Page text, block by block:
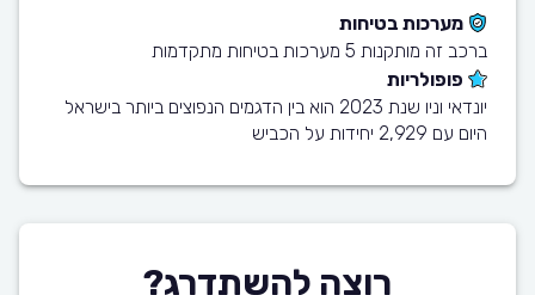
מערכות בטיחות
ברכב זה מותקנות 5 מערכות בטיחות מתקדמות
פופולריות
יונדאי וניו שנת 2023 הוא בין הדגמים הנפוצים ביותר בישראל
היום עם 2,929 יחידות על הכביש
רוצה להשתדרג?